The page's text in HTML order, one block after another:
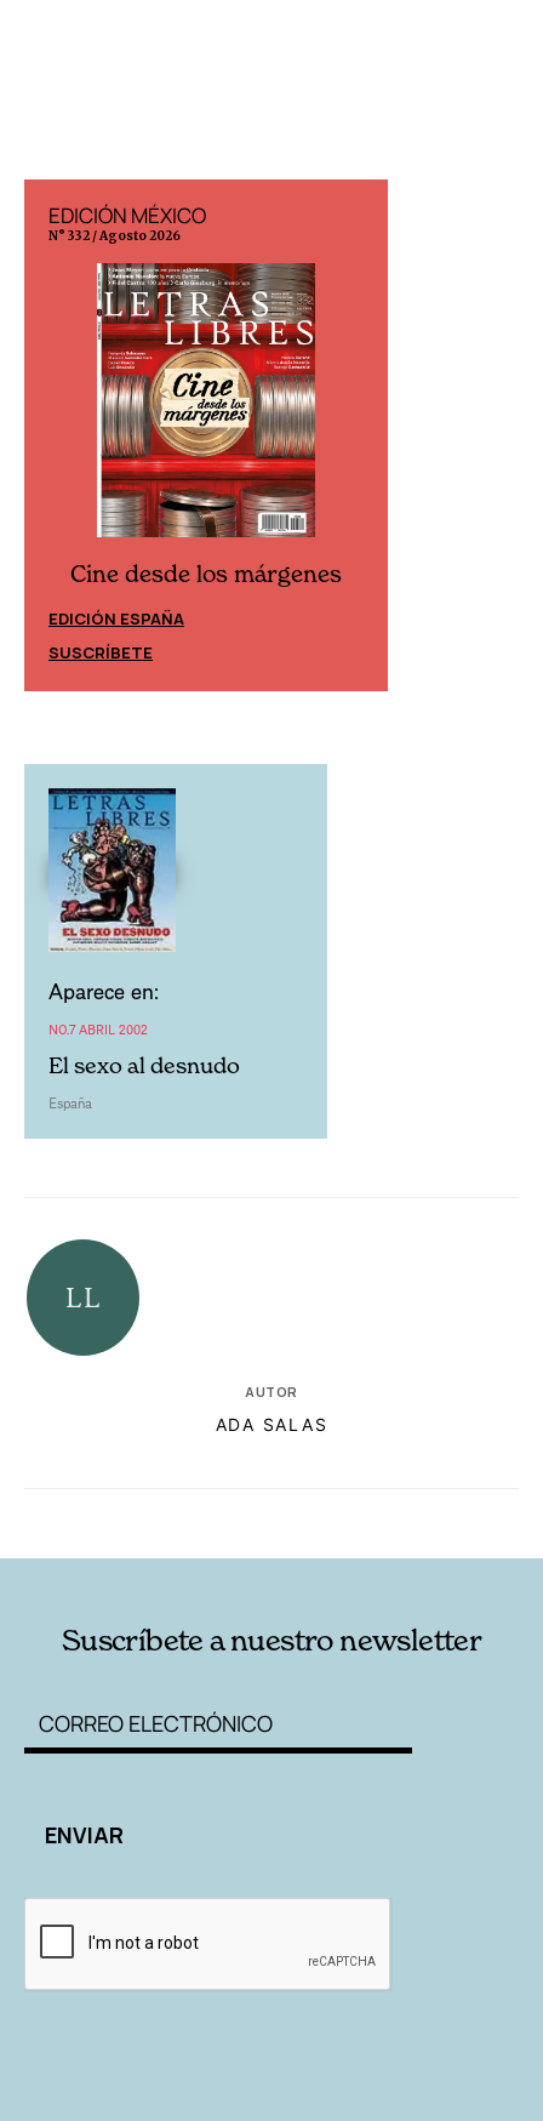
EDICIÓN MÉXICO
N° 332 / Agosto 2026
Cine desde los márgenes
EDICIÓN ESPAÑA
SUSCRÍBETE
Aparece en:
NO.7 ABRIL 2002
El sexo al desnudo
España
AUTOR
ADA SALAS
Suscríbete a nuestro newsletter